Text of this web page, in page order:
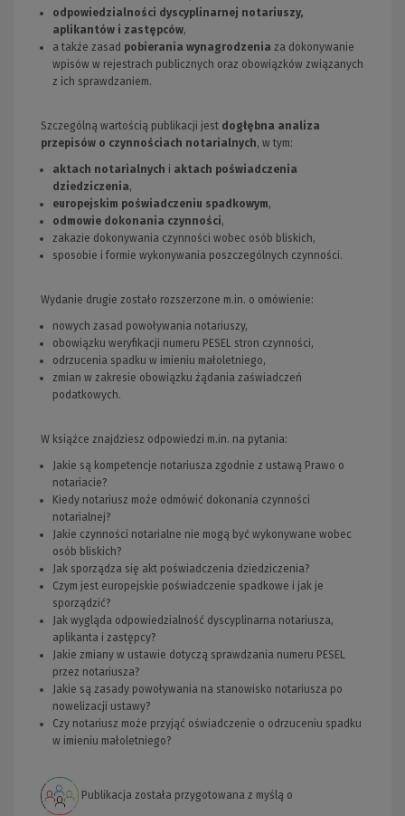
odpowiedzialności dyscyplinarnej notariuszy,
aplikantów i zastępców,
a także zasad pobierania wynagrodzenia za dokonywanie
wpisów w rejestrach publicznych oraz obowiązków związanych
z ich sprawdzaniem.
Szczególną wartością publikacji jest dogłębna analiza
przepisów o czynnościach notarialnych, w tym:
aktach notarialnych i aktach poświadczenia
dziedziczenia,
europejskim poświadczeniu spadkowym,
odmowie dokonania czynności,
zakazie dokonywania czynności wobec osób bliskich,
sposobie i formie wykonywania poszczególnych czynności.
Wydanie drugie zostało rozszerzone m.in. o omówienie:
nowych zasad powoływania notariuszy,
obowiązku weryfikacji numeru PESEL stron czynności,
odrzucenia spadku w imieniu małoletniego,
zmian w zakresie obowiązku żądania zaświadczeń
podatkowych.
W książce znajdziesz odpowiedzi m.in. na pytania:
Jakie są kompetencje notariusza zgodnie z ustawą Prawo o
notariacie?
Kiedy notariusz może odmówić dokonania czynności
notarialnej?
Jakie czynności notarialne nie mogą być wykonywane wobec
osób bliskich?
Jak sporządza się akt poświadczenia dziedziczenia?
Czym jest europejskie poświadczenie spadkowe i jak je
sporządzić?
Jak wygląda odpowiedzialność dyscyplinarna notariusza,
aplikanta i zastępcy?
Jakie zmiany w ustawie dotyczą sprawdzania numeru PESEL
przez notariusza?
Jakie są zasady powoływania na stanowisko notariusza po
nowelizacji ustawy?
Czy notariusz może przyjąć oświadczenie o odrzuceniu spadku
w imieniu małoletniego?
Publikacja została przygotowana z myślą o